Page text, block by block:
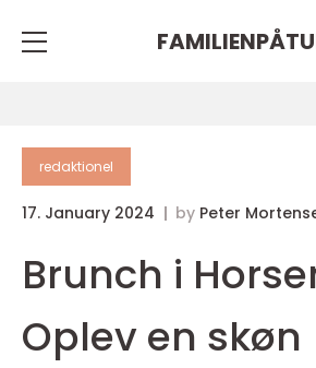
redaktionel
17. January 2024 by Peter
Brunch i
Oplev en skøn